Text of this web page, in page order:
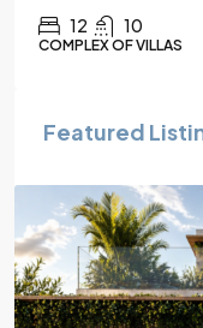
12 10
COMPLEX OF VILLAS
Featured